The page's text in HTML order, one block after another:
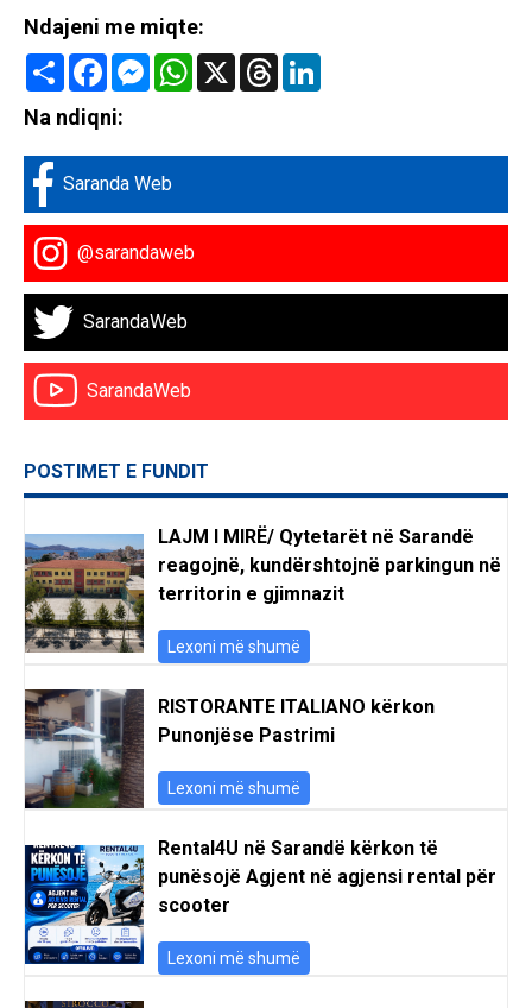
Ndajeni me miqte:
Share FacebookMessenger
WhatsApp
X Threads
Na ndiqni:
Saranda Web
@sarandaweb
SarandaWeb
SarandaWeb
POSTIMET E FUNDIT
LAJM I MIRË/ Qytetarët në Sarandë
reagojnë, kundërshtojnë parkingun në
territorin e gjimnazit
Lexoni më shumë
RISTORANTE ITALIANO kërkon
Punonjëse Pastrimi
Lexoni më shumë
Rental4U në Sarandë kërkon të
punësojë Agjent në agjensi rental për
scooter
Lexoni më shumë